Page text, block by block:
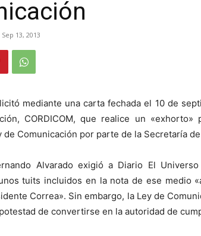
Sep 13, 2013
mediante una carta fechada el 10 de
CORDICOM, que realice un
de Comunicación por parte de la Secretaría
Alvarado exigió a Diario El
tuits incluidos en la nota de ese medio
Correa». Sin embargo, la Ley de
de convertirse en la autoridad de